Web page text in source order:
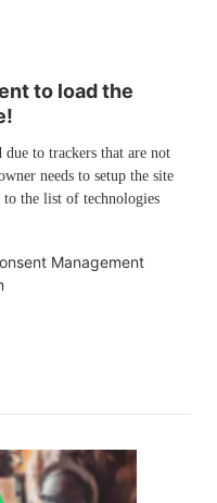
to load the
to trackers that are not
needs to setup the site
the list of technologies
Management